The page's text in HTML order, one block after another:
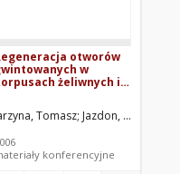
Oprac.
otworów
w
żeliwnych i
Tomasz Jazdon, Andrzej
konferencyjne